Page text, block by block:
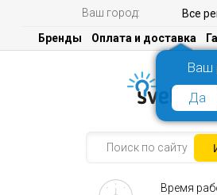
Ваш город: Все
Ваш
Да
Бренды Оплата и доставка
Время